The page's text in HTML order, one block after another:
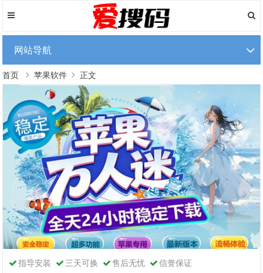
网站导航
首页 苹果软件 正文
指导安装 三天可换 售后无忧 信誉保证